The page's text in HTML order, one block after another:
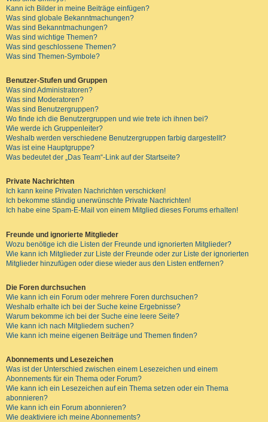
Kann ich Bilder in meine Beiträge einfügen?
Was sind globale Bekanntmachungen?
Was sind Bekanntmachungen?
Was sind wichtige Themen?
Was sind geschlossene Themen?
Was sind Themen-Symbole?
Benutzer-Stufen und Gruppen
Was sind Administratoren?
Was sind Moderatoren?
Was sind Benutzergruppen?
Wo finde ich die Benutzergruppen und wie trete ich ihnen bei?
Wie werde ich Gruppenleiter?
Weshalb werden verschiedene Benutzergruppen farbig dargestellt?
Was ist eine Hauptgruppe?
Was bedeutet der „Das Team“-Link auf der Startseite?
Private Nachrichten
Ich kann keine Privaten Nachrichten verschicken!
Ich bekomme ständig unerwünschte Private Nachrichten!
Ich habe eine Spam-E-Mail von einem Mitglied dieses Forums erhalten!
Freunde und ignorierte Mitglieder
Wozu benötige ich die Listen der Freunde und ignorierten Mitglieder?
Wie kann ich Mitglieder zur Liste der Freunde oder zur Liste der ignorierten
Mitglieder hinzufügen oder diese wieder aus den Listen entfernen?
Die Foren durchsuchen
Wie kann ich ein Forum oder mehrere Foren durchsuchen?
Weshalb erhalte ich bei der Suche keine Ergebnisse?
Warum bekomme ich bei der Suche eine leere Seite?
Wie kann ich nach Mitgliedern suchen?
Wie kann ich meine eigenen Beiträge und Themen finden?
Abonnements und Lesezeichen
Was ist der Unterschied zwischen einem Lesezeichen und einem
Abonnements für ein Thema oder Forum?
Wie kann ich ein Lesezeichen auf ein Thema setzen oder ein Thema
abonnieren?
Wie kann ich ein Forum abonnieren?
Wie deaktiviere ich meine Abonnements?